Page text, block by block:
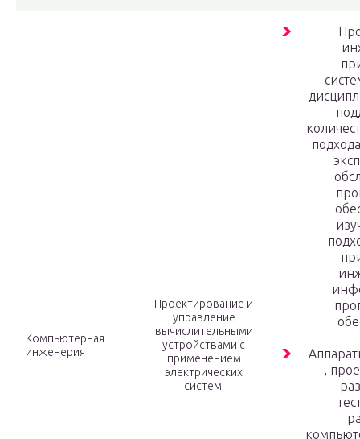
Компьютерная
инженерия
Проектирование и
управление
вычислительными
устройствами с
применением
электрических
систем.
,